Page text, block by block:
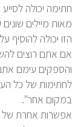
חתימה יכולה
מאות מיילים
הזו יכולה
אם אתם רוצים
והספקים עימם
לחתימות של כל
במקום אחר".
אפשרות אחרת של